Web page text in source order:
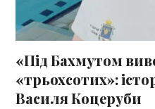
«Під Бахмутом
«трьохсотих»:
Василя Коцеруби